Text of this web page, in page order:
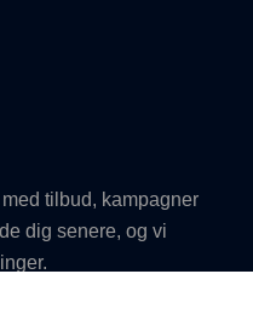
tilbud, kampagner
dig senere, og vi